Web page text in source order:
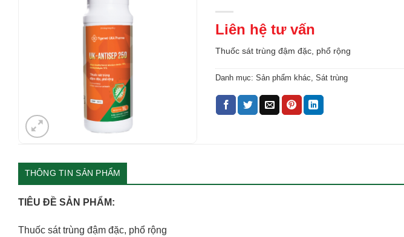
Liên hệ tư vấn
Thuốc sát trùng đậm đặc, phổ rộng
Danh mục: Sản phẩm khác Sát trùng
THÔNG TIN SẢN PHẨM
TIÊU ĐỀ SẢN PHẨM:
Thuốc sát trùng đậm đặc, phổ rộng